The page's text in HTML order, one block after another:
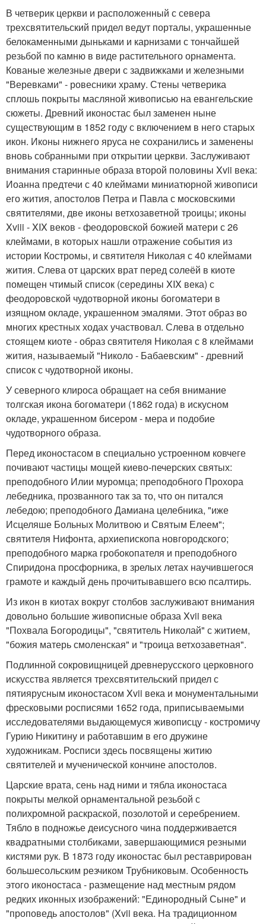
В четверик церкви и расположенный с севера
трехсвятительский придел ведут порталы, украшенные
белокаменными дыньками и карнизами с тончайшей
резьбой по камню в виде растительного орнамента.
Кованые железные двери с задвижками и железными
"Веревками" - ровесники храму. Стены четверика
сплошь покрыты масляной живописью на евангельские
сюжеты. Древний иконостас был заменен ныне
существующим в 1852 году с включением в него старых
икон. Иконы нижнего яруса не сохранились и заменены
вновь собранными при открытии церкви. Заслуживают
внимания старинные образа второй половины Xvii века:
Иоанна предтечи с 40 клеймами миниатюрной живописи
его жития, апостолов Петра и Павла с московскими
святителями, две иконы ветхозаветной троицы; иконы
Xviii - XIX веков - феодоровской божией матери с 26
клеймами, в которых нашли отражение события из
истории Костромы, и святителя Николая с 40 клеймами
жития. Слева от царских врат перед солеёй в киоте
помещен чтимый список (середины XIX века) с
феодоровской чудотворной иконы богоматери в
изящном окладе, украшенном эмалями. Этот образ во
многих крестных ходах участвовал. Слева в отдельно
стоящем киоте - образ святителя Николая с 8 клеймами
жития, называемый "Николо - Бабаевским" - древний
список с чудотворной иконы.
У северного клироса обращает на себя внимание
толгская икона богоматери (1862 года) в искусном
окладе, украшенном бисером - мера и подобие
чудотворного образа.
Перед иконостасом в специально устроенном ковчеге
почивают частицы мощей киево-печерских святых:
преподобного Илии муромца; преподобного Прохора
лебедника, прозванного так за то, что он питался
лебедою; преподобного Дамиана целебника, "иже
Исцеляше Больных Молитвою и Святым Елеем";
святителя Нифонта, архиепископа новгородского;
преподобного марка гробокопателя и преподобного
Спиридона просфорника, в зрелых летах научившегося
грамоте и каждый день прочитывавшего всю псалтирь.
Из икон в киотах вокруг столбов заслуживают внимания
довольно большие живописные образа Xvii века
"Похвала Богородицы", "святитель Николай" с житием,
"божия матерь смоленская" и "троица ветхозаветная".
Подлинной сокровищницей древнерусского церковного
искусства является трехсвятительский придел с
пятиярусным иконостасом Xvii века и монументальными
фресковыми росписями 1652 года, приписываемыми
исследователями выдающемуся живописцу - костромичу
Гурию Никитину и работавшим в его дружине
художникам. Росписи здесь посвящены житию
святителей и мученической кончине апостолов.
Царские врата, сень над ними и тябла иконостаса
покрыты мелкой орнаментальной резьбой с
полихромной раскраской, позолотой и серебрением.
Тябло в подножье деисусного чина поддерживается
квадратными столбиками, завершающимися резными
кистями рук. В 1873 году иконостас был реставрирован
большесольским резчиком Трубниковым. Особенность
этого иконостаса - размещение над местным рядом
редких иконных изображений: "Единородный Сыне" и
"проповедь апостолов" (Xvii века. На традиционном